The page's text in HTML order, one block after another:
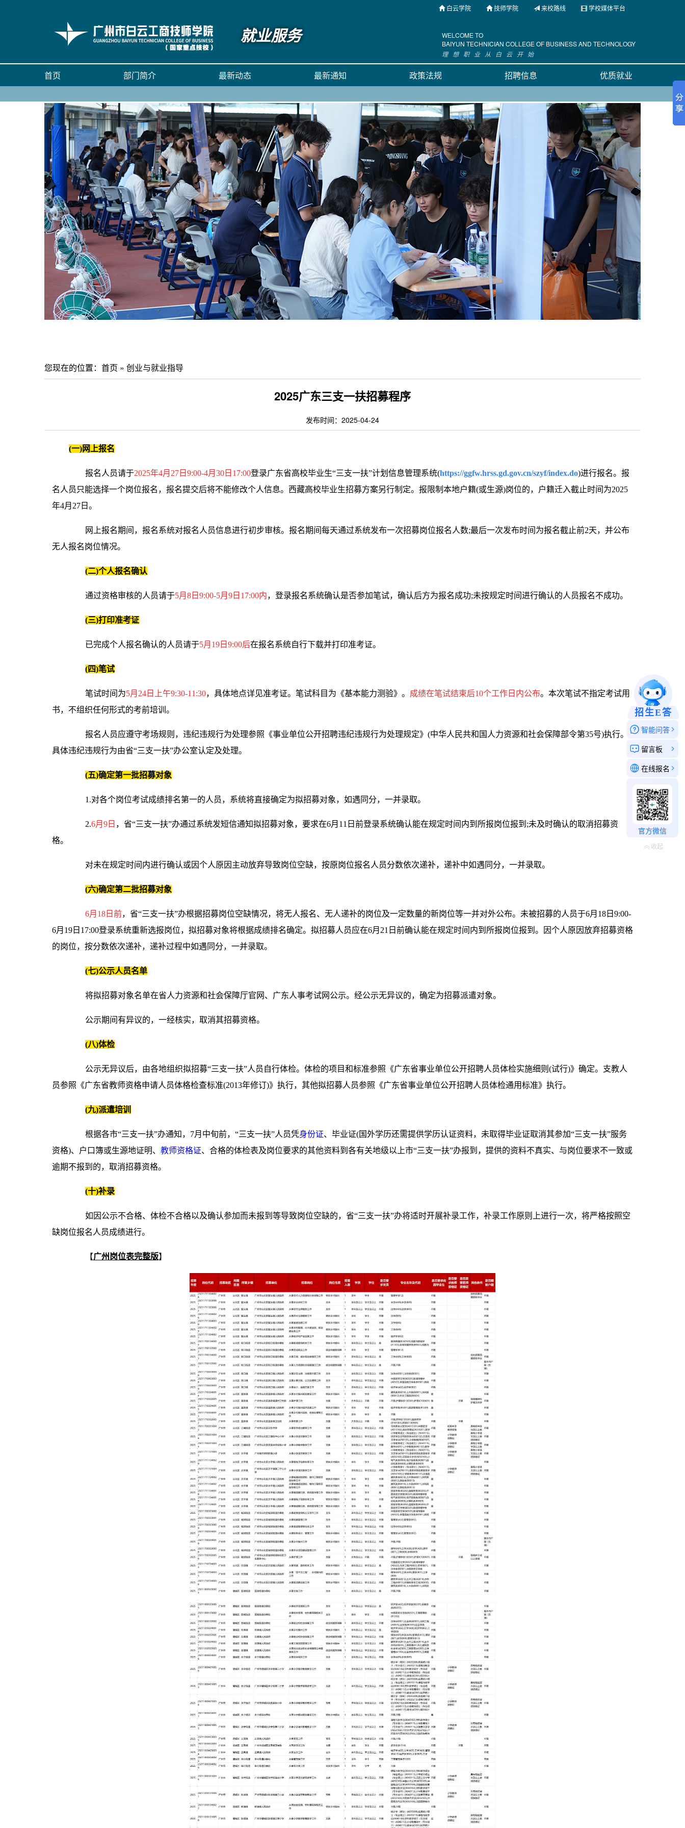
学校媒体平台
来校路线
技师学院
白云学院
就业服务
WELCOME TO
BAIYUN TECHNICIAN COLLEGE OF BUSINESS AND TECHNOLOGY
首页 部门简介 最新动态 最新通知 政策法规 招聘信息 优质就业
您现在的位置： 首页 » 创业与就业指导
2025广东三支一扶招募程序
发布时间：2025-04-24
(一)网上报名
报名人员请于2025年4月27日9:00-4月30日17:00登录广东省高校毕业生“三支一扶”计划信息管理系统(https://ggfw.hrss.gd.gov.cn/szyf/index.do)进行报名。报
名人员只能选择一个岗位报名，报名提交后将不能修改个人信息。西藏高校毕业生招募方案另行制定。报限制本地户籍(或生源)岗位的，户籍迁入截止时间为2025
年4月27日。
网上报名期间，报名系统对报名人员信息进行初步审核。报名期间每天通过系统发布一次招募岗位报名人数;最后一次发布时间为报名截止前2天，并公布
无人报名岗位情况。
(二)个人报名确认
通过资格审核的人员请于5月8日9:00-5月9日17:00内，登录报名系统确认是否参加笔试，确认后方为报名成功;未按规定时间进行确认的人员报名不成功。
(三)打印准考证
已完成个人报名确认的人员请于5月19日9:00后在报名系统自行下载并打印准考证。
(四)笔试
笔试时间为5月24日上午9:30-11:30，具体地点详见准考证。笔试科目为《基本能力测验》。 成绩在笔试结束后10个工作日内公布。本次笔试不指定考试用
书，不组织任何形式的考前培训。
报名人员应遵守考场规则，违纪违规行为处理参照《事业单位公开招聘违纪违规行为处理规定》(中华人民共和国人力资源和社会保障部令第35号)执行。
具体违纪违规行为由省“三支一扶”办公室认定及处理。
(五)确定第一批招募对象
1.对各个岗位考试成绩排名第一的人员，系统将直接确定为拟招募对象，如遇同分，一并录取。
2.6月9日 ，省“三支一扶”办通过系统发短信通知拟招募对象，要求在6月11日前登录系统确认能在规定时间内到所报岗位报到;未及时确认的取消招募资
格。
对未在规定时间内进行确认或因个人原因主动放弃导致岗位空缺，按原岗位报名人员分数依次递补，递补中如遇同分，一并录取。
(六)确定第二批招募对象
6月18日前，省“三支一扶”办根据招募岗位空缺情况，将无人报名、无人递补的岗位及一定数量的新岗位等一并对外公布。未被招募的人员于6月18日9:00-
6月19日17:00登录系统重新选报岗位，拟招募对象将根据成绩排名确定。拟招募人员应在6月21日前确认能在规定时间内到所报岗位报到。因个人原因放弃招募资格
的岗位，按分数依次递补，递补过程中如遇同分，一并录取。
(七)公示人员名单
将拟招募对象名单在省人力资源和社会保障厅官网、广东人事考试网公示。经公示无异议的，确定为招募派遣对象。
公示期间有异议的，一经核实，取消其招募资格。
(八)体检
公示无异议后，由各地组织拟招募“三支一扶”人员自行体检。体检的项目和标准参照《广东省事业单位公开招聘人员体检实施细则(试行)》确定。支教人
员参照《广东省教师资格申请人员体格检查标准(2013年修订)》执行，其他拟招募人员参照《广东省事业单位公开招聘人员体检通用标准》执行。
(九)派遣培训
根据各市“三支一扶”办通知，7月中旬前，“三支一扶”人员凭身份证、毕业证(国外学历还需提供学历认证资料，未取得毕业证取消其参加“三支一扶”服务
资格)、户口簿或生源地证明、 教师资格证、合格的体检表及岗位要求的其他资料到各有关地级以上市“三支一扶”办报到，提供的资料不真实、与岗位要求不一致或
逾期不报到的，取消招募资格。
(十)补录
如因公示不合格、体检不合格以及确认参加而未报到等导致岗位空缺的，省“三支一扶”办将适时开展补录工作，补录工作原则上进行一次，将严格按照空
缺岗位报名人员成绩进行。
【广州岗位表完整版】
招生E答
智能问答
留言板
在线报名
官方微信
收起